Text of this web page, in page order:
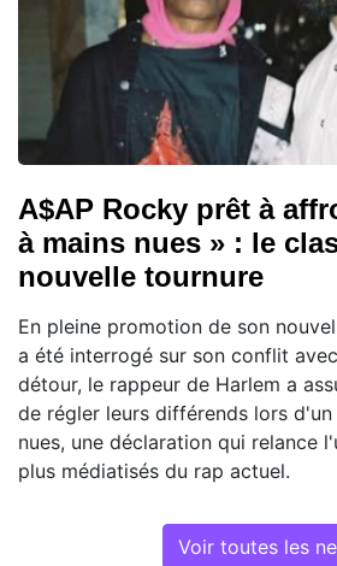
A$AP Rocky prêt à
à mains nues » : le
nouvelle tournure
En pleine promotion de son
a été interrogé sur son conflit
détour, le rappeur de Harlem a
de régler leurs différends lors
nues, une déclaration qui relance
plus médiatisés du rap actuel.
Voir toutes les